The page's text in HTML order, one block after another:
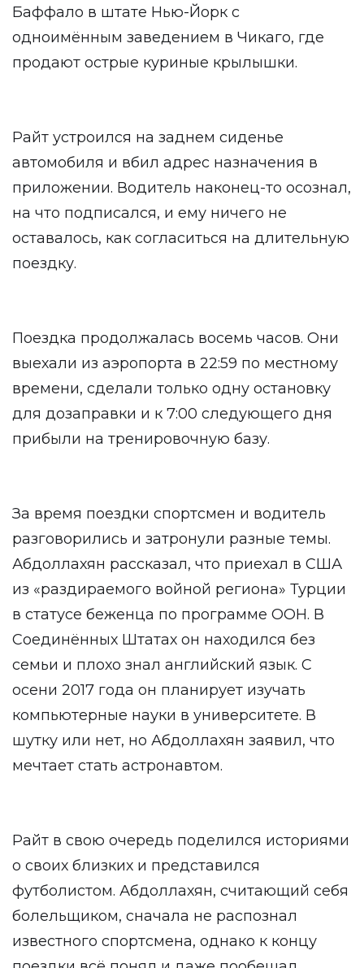
Баффало в штате Нью-Йорк с
одноимённым заведением в Чикаго, где
продают острые куриные крылышки.
Райт устроился на заднем сиденье
автомобиля и вбил адрес назначения в
приложении. Водитель наконец-то осознал,
на что подписался, и ему ничего не
оставалось, как согласиться на длительную
поездку.
Поездка продолжалась восемь часов. Они
выехали из аэропорта в 22:59 по местному
времени, сделали только одну остановку
для дозаправки и к 7:00 следующего дня
прибыли на тренировочную базу.
За время поездки спортсмен и водитель
разговорились и затронули разные темы.
Абдоллахян рассказал, что приехал в США
из «раздираемого войной региона» Турции
в статусе беженца по программе ООН. В
Соединённых Штатах он находился без
семьи и плохо знал английский язык. С
осени 2017 года он планирует изучать
компьютерные науки в университете. В
шутку или нет, но Абдоллахян заявил, что
мечтает стать астронавтом.
Райт в свою очередь поделился историями
о своих близких и представился
футболистом. Абдоллахян, считающий себя
болельщиком, сначала не распознал
известного спортсмена, однако к концу